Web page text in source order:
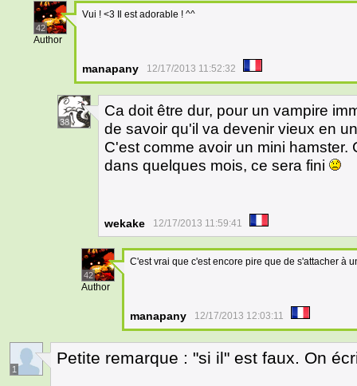
42
Author
Vui ! <3 Il est adorable ! ^^
manapany 12/17/2013 11:52:32
38
Ca doit être dur, pour un vampire
de savoir qu'il va devenir vieux en
C'est comme avoir un mini
dans quelques mois, ce sera fini
wekake 12/17/2013 11:59:41
42
Author
C'est vrai que c'est encore pire que de s'attacher à
manapany 12/17/2013 12:03:11
1
Petite remarque : "si il" est faux. On